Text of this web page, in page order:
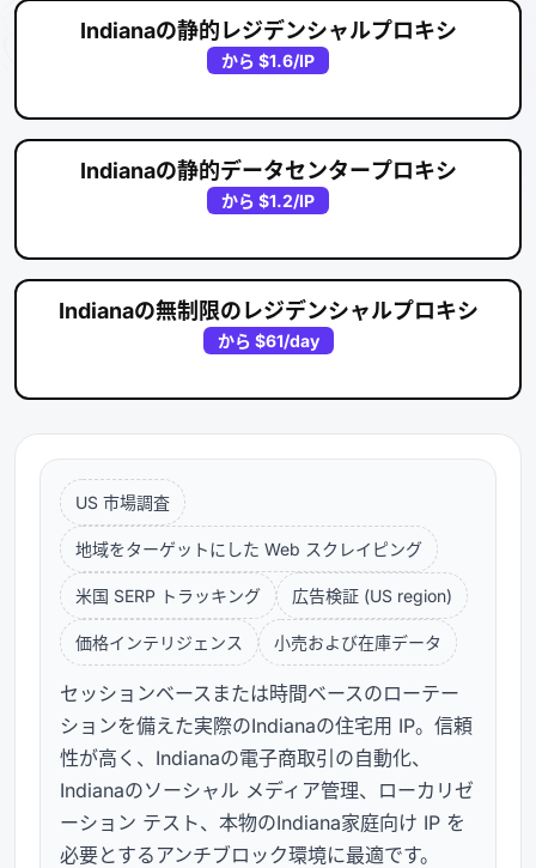
Indianaの静的レジデンシャルプロキシ
から $1.6/IP
Indianaの静的データセンタープロキシ
から $1.2/IP
Indianaの無制限のレジデンシャルプロキシ
から $61/day
US 市場調査
地域をターゲットにした Web スクレイピング
米国 SERP トラッキング 広告検証 (US region)
価格インテリジェンス 小売および在庫データ
セッションベースまたは時間ベースのローテー
ションを備えた実際のIndianaの住宅用 IP。信頼
性が高く、Indianaの電子商取引の自動化、
Indianaのソーシャル メディア管理、ローカリゼ
ーション テスト、本物のIndiana家庭向け IP を
必要とするアンチブロック環境に最適です。